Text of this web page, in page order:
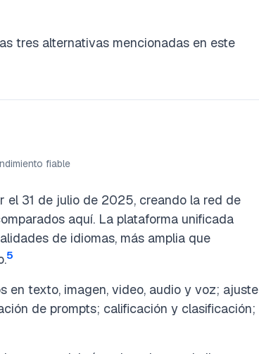
tres alternativas mencionadas en este
fiable
el 31 de julio de 2025, creando la red de
aquí. La plataforma unificada
de idiomas, más amplia que
5
en texto, imagen, video, audio y voz; ajuste
de prompts; calificación y clasificación;